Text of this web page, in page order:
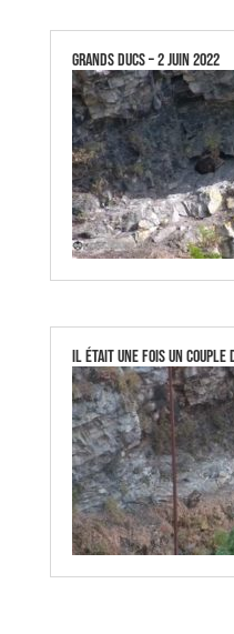
GRANDS DUCS – 2 JUIN 2022
Il était une fois un couple